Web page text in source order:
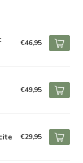
€46,95
€49,95
€29,95